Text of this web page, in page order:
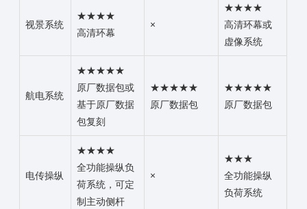
视景系统
★★★★
高清环幕
×
★★★★
高清环幕或
虚像系统
航电系统
★★★★★
原厂数据包或
基于原厂数据
包复刻
★★★★★
原厂数据包
★★★★★
原厂数据包
电传操纵
★★★★
全功能操纵负
荷系统，可定
制主动侧杆
×
★★★
全功能操纵
负荷系统